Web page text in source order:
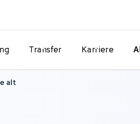
Transfer Karriere
alt